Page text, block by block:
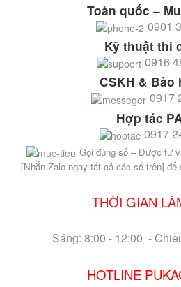
Toàn quốc –
0901
Kỹ thuật thi
0916
CSKH & Bảo
0917
Hợp tác
0917
Gọi đúng số – Được tư
[Nhắn Zalo ngay tất cả các số trên]
THỜI GIAN
Sáng: 8:00 - 12:00 -
HOTLINE